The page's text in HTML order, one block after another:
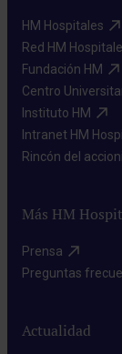
HM Hospitales​
Red HM
Fundación HM​
Centro
Instituto HM​
Intranet HM
Rincón del
Más HM
Prensa​
Preguntas
Actualidad